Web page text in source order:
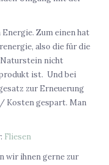
Zum einen hat
also die für die
Naturstein nicht
ist. Und bei
zur Erneuerung
Kosten gespart. Man
Fliesen
wir ihnen gerne zur